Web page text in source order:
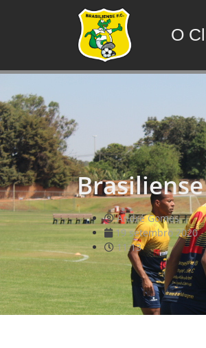
O
André Gomes
19 setembro 2020
11:13